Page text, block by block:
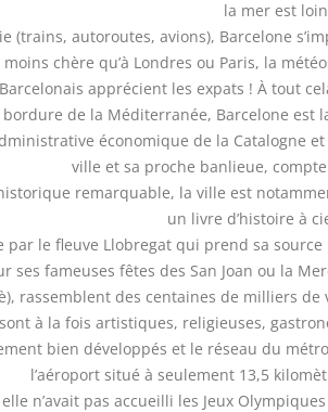
la mer est
(trains, autoroutes, avions), Barcelone
chère qu’à Londres ou Paris, la
apprécient les expats ! À tout
de la Méditerranée, Barcelone est
économique de la Catalogne
ville et sa proche banlieue,
remarquable, la ville est
un livre d’histoire à
par le fleuve Llobregat qui prend sa
ses fameuses fêtes des San Joan ou la
rassemblent des centaines de milliers
à la fois artistiques, religieuses,
bien développés et le réseau du
l’aéroport situé à seulement 13,5
n’avait pas accueilli les Jeux